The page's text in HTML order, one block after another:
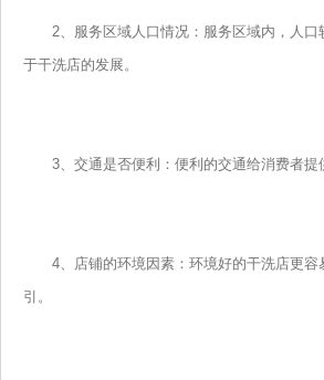
2、服务区域人口情况：服务区域内，人口
于干洗店的发展。
3、交通是否便利：便利的交通给消费者提
4、店铺的环境因素：环境好的干洗店更容
引。